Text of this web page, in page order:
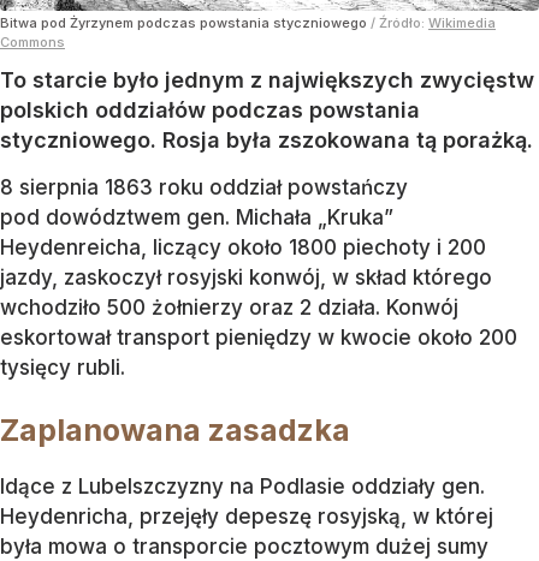
Bitwa pod Żyrzynem podczas powstania styczniowego / Źródło: Wikimedia
Commons
To starcie było jednym z największych zwycięstw
polskich oddziałów podczas powstania
styczniowego. Rosja była zszokowana tą porażką.
8 sierpnia 1863 roku oddział powstańczy
pod dowództwem gen. Michała „Kruka”
Heydenreicha, liczący około 1800 piechoty i 200
jazdy, zaskoczył rosyjski konwój, w skład którego
wchodziło 500 żołnierzy oraz 2 działa. Konwój
eskortował transport pieniędzy w kwocie około 200
tysięcy rubli.
Zaplanowana zasadzka
Idące z Lubelszczyzny na Podlasie oddziały gen.
Heydenricha, przejęły depeszę rosyjską, w której
była mowa o transporcie pocztowym dużej sumy